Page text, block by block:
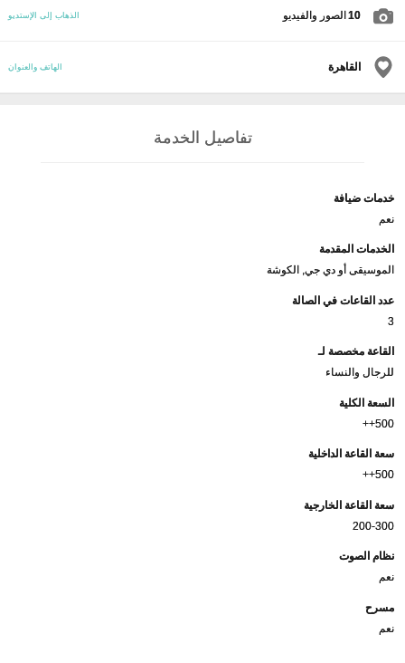
10 الصور والفيديو الذهاب إلى الإستديو
القاهرة الهاتف والعنوان
تفاصيل الخدمة
خدمات ضيافة
نعم
الخدمات المقدمة
الموسيقى أو دي جي, الكوشة
عدد القاعات في الصالة
3
القاعة مخصصة لـ
للرجال والنساء
السعة الكلية
500++
سعة القاعة الداخلية
500++
سعة القاعة الخارجية
200-300
نظام الصوت
نعم
مسرح
نعم